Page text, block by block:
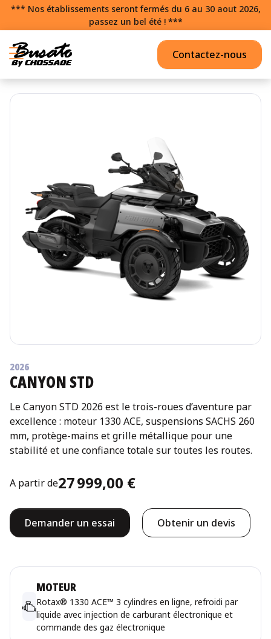
*** Nos établissements seront fermés du 6 au 30 aout 2026,
passez un bel été ! ***
Contactez-nous
2026
CANYON STD
Le Canyon STD 2026 est le trois-roues d’aventure par
excellence : moteur 1330 ACE, suspensions SACHS 260
mm, protège-mains et grille métallique pour une
stabilité et une confiance totale sur toutes les routes.
A partir de27 999,00 €
Demander un essai Obtenir un devis
MOTEUR
Rotax® 1330 ACE™ 3 cylindres en ligne, refroidi par
liquide avec injection de carburant électronique et
commande des gaz électronique